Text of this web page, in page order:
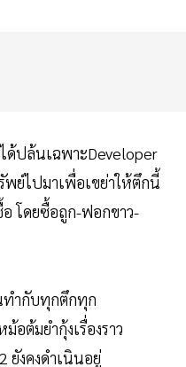
ด้ปล้นเฉพาะDeveloper
ย์ไปมาเพื่อเขย่าให้ตึกนี้
โดยซื้อถูก-ฟอกขาว-
ำกับทุกตึกทุก
อต้มยำกุ้งเรื่องราว
ยังคงดำเนินอยู่